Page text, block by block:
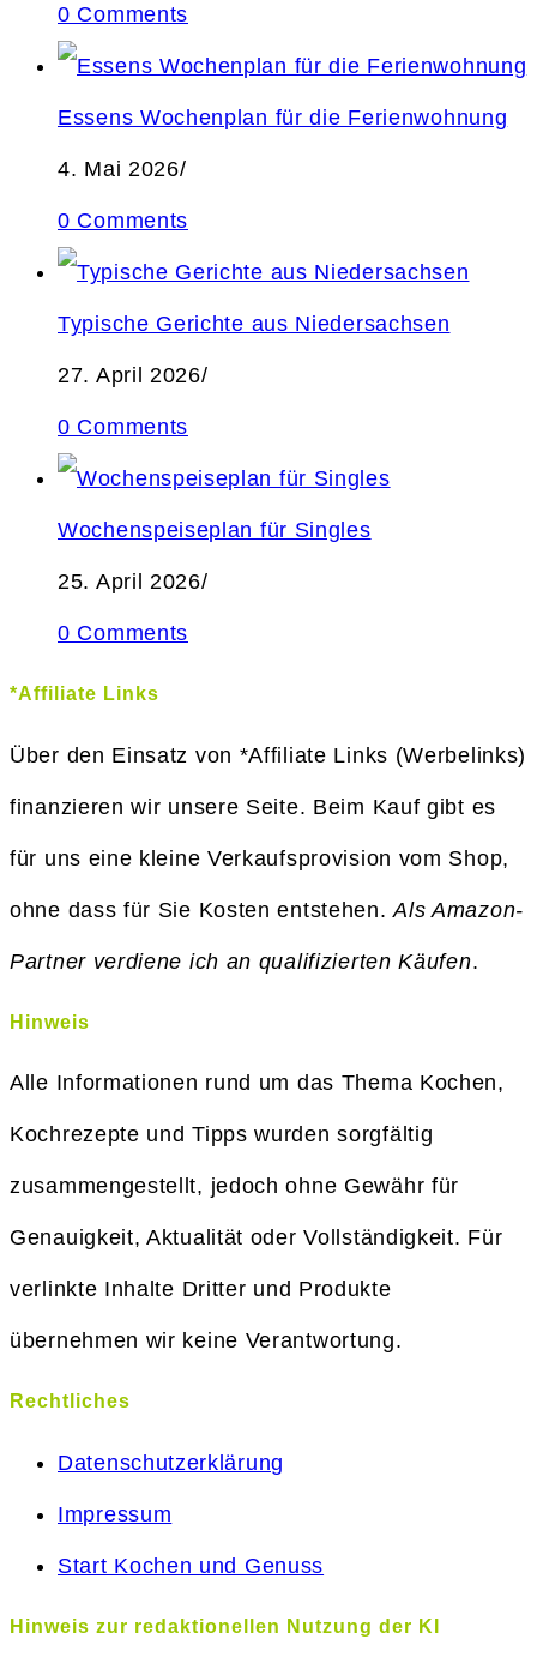
0 Comments
Essens Wochenplan für die Ferienwohnung
4. Mai 2026/
0 Comments
Typische Gerichte aus Niedersachsen
27. April 2026/
0 Comments
Wochenspeiseplan für Singles
25. April 2026/
0 Comments
*Affiliate Links
Über den Einsatz von *Affiliate Links (Werbelinks)
finanzieren wir unsere Seite. Beim Kauf gibt es
für uns eine kleine Verkaufsprovision vom Shop,
ohne dass für Sie Kosten entstehen.Als Amazon-
Partner verdiene ich an qualifizierten Käufen.
Hinweis
Alle Informationen rund um das Thema Kochen,
Kochrezepte und Tipps wurden sorgfältig
zusammengestellt, jedoch ohne Gewähr für
Genauigkeit, Aktualität oder Vollständigkeit. Für
verlinkte Inhalte Dritter und Produkte
übernehmen wir keine Verantwortung.
Rechtliches
Datenschutzerklärung
Impressum
Start Kochen und Genuss
Hinweis zur redaktionellen Nutzung der KI